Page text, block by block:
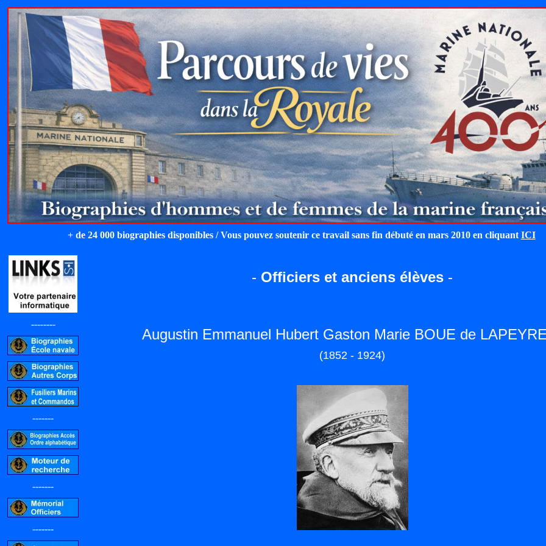
+ de 24 000 biographies disponibles / Vous pouvez soutenir ce travail sans fin débuté en mars 2010 en cliquant ICI
--------
-------
-------
-------
- Officiers et anciens élèves -
Augustin Emmanuel Hubert Gaston Marie BOUE de
(1852 - 1924)